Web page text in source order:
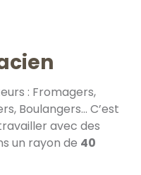
: Fromagers,
Boulangers… C’est
avec des
un rayon de 40